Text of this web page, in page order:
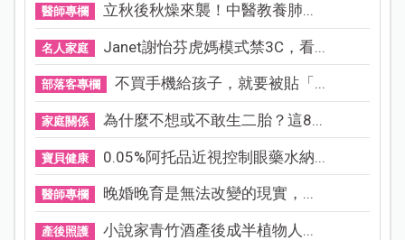
醫師專欄 立秋後秋燥來襲！中醫教養肺...
名人家庭 Janet謝怡芬虎媽模式禁3C，看...
部落客專欄 不買手機給孩子，就要被貼「...
家庭關係 為什麼不想或不敢生二胎？這8...
寶貝健康 0.05%阿托品近視控制眼藥水納...
醫師專欄 晚婚晚育是無法改變的現實，...
產後照護 小說家青竹酒產後成半植物人...